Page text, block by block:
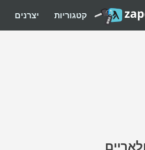
קטגוריות יצרנים